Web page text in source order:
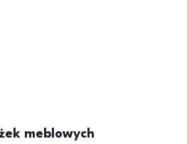
meblowych